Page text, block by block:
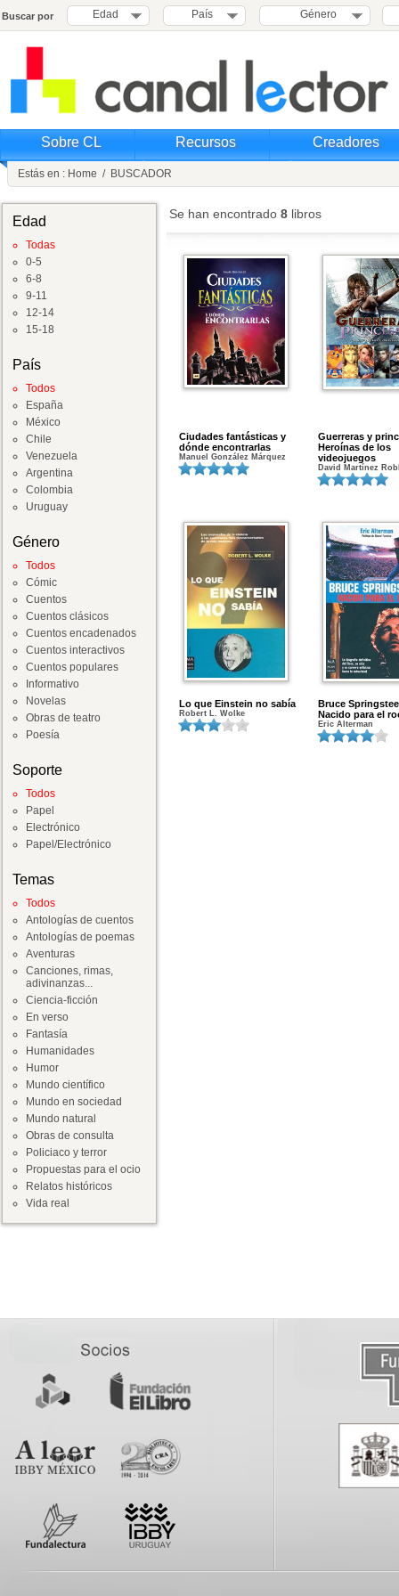
Buscar por Edad País Género
Sobre CL Recursos Creadores
Estás en : Home / BUSCADOR
Edad
Todas
0-5
6-8
9-11
12-14
15-18
País
Todos
España
México
Chile
Venezuela
Argentina
Colombia
Uruguay
Género
Todos
Cómic
Cuentos
Cuentos clásicos
Cuentos encadenados
Cuentos interactivos
Cuentos populares
Informativo
Novelas
Obras de teatro
Poesía
Soporte
Todos
Papel
Electrónico
Papel/Electrónico
Temas
Todos
Antologías de cuentos
Antologías de poemas
Aventuras
Canciones, rimas,
adivinanzas...
Ciencia-ficción
En verso
Fantasía
Humanidades
Humor
Mundo científico
Mundo en sociedad
Mundo natural
Obras de consulta
Policiaco y terror
Propuestas para el ocio
Relatos históricos
Vida real
Se han encontrado 8 libros
Ciudades fantásticas y
dónde encontrarlas
Manuel González Márquez
Guerreras y
Heroínas de los
videojuegos
David Martínez
Lo que Einstein no sabía
Robert L. Wolke
Bruce
Nacido para el
Eric Alterman